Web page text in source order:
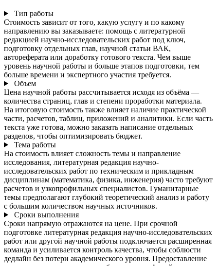
Тип работы
Стоимость зависит от того, какую услугу и по какому
направлению вы заказываете: помощь с литературной
редакцией научно-исследовательских работ под ключ,
подготовку отдельных глав, научной статьи ВАК,
автореферата или доработку готового текста. Чем выше
уровень научной работы и больше этапов подготовки, тем
больше времени и экспертного участия требуется.
Объем
Цена научной работы рассчитывается исходя из объёма —
количества страниц, глав и степени проработки материала.
На итоговую стоимость также влияет наличие практической
части, расчетов, таблиц, приложений и аналитики. Если часть
текста уже готова, можно заказать написание отдельных
разделов, чтобы оптимизировать бюджет.
Тема работы
На стоимость влияет сложность темы и направление
исследования, литературная редакция научно-
исследовательских работ по техническим и прикладным
дисциплинам (математика, физика, инженерия) часто требуют
расчетов и узкопрофильных специалистов. Гуманитарные
темы предполагают глубокий теоретический анализ и работу
с большим количеством научных источников.
Сроки выполнения
Сроки напрямую отражаются на цене. При срочной
подготовке литературная редакция научно-исследовательских
работ или другой научной работы подключается расширенная
команда и усиливается контроль качества, чтобы соблюсти
дедлайн без потери академического уровня. Предоставление